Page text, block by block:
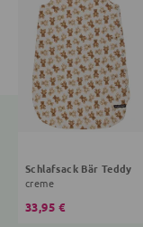
Schlafsack Bär Teddy
creme
33,95 €